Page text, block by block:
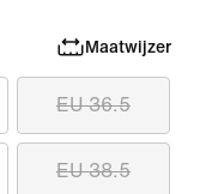
Maatwijzer
EU 36.5
EU 38.5